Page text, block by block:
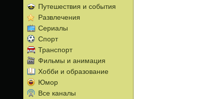
Путешествия и события
Развлечения
Сериалы
Спорт
Транспорт
Фильмы и анимация
Хобби и образование
Юмор
Все каналы